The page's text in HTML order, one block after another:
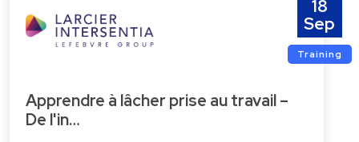
18
Sep
Training
Apprendre à lâcher prise au travail –
De l'in…